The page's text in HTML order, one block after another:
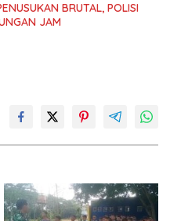
BRUTAL, POLISI
JAM